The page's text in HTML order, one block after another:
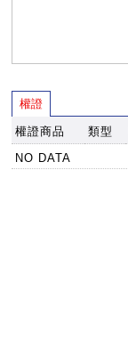
權證
權證商品 類型
NO DATA